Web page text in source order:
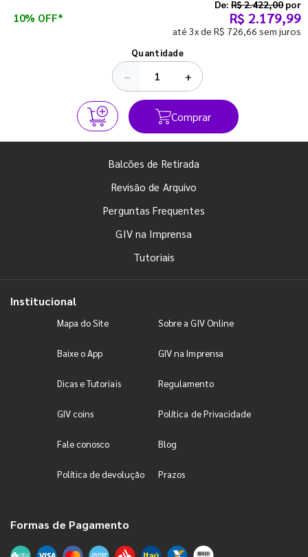
10% OFF*
De: R$ 2.422,00 por
R$ 2.179,99
até 3x de R$ 726,66 sem juros
Quantidade
− +
Comprar
Balcões de Retirada
Revisão de Arquivo
Perguntas Frequentes
GIV na Imprensa
Tutoriais
Institucional
Mapa do Site Sobre a GIV Online
Baixe o App GIV na Imprensa
Dicas e Tutoriais Regulamento
GIV coins Política de Privacidade
Fale conosco Blog
Política de devolução Prazos
Formas de Pagamento